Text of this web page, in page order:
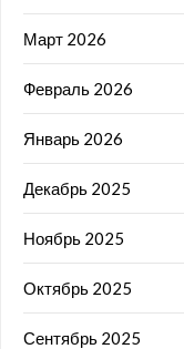
Март 2026
Февраль 2026
Январь 2026
Декабрь 2025
Ноябрь 2025
Октябрь 2025
Сентябрь 2025